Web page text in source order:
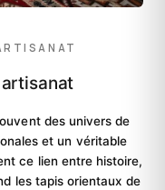
des univers de
et un véritable
ce lien entre histoire,
les tapis orientaux de